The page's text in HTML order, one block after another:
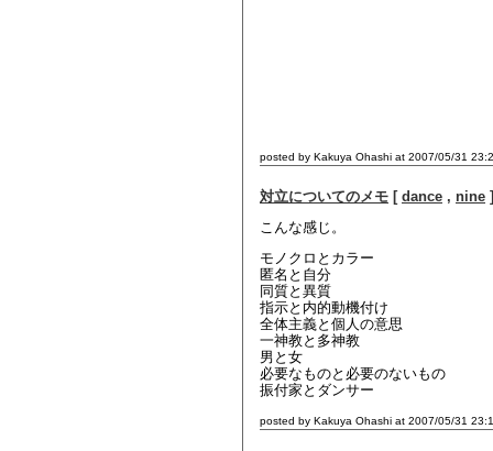
posted by Kakuya Ohashi at 2007/05/31
対立についてのメモ [ dance , nine ]
こんな感じ。
モノクロとカラー
匿名と自分
同質と異質
指示と内的動機付け
全体主義と個人の意思
一神教と多神教
男と女
必要なものと必要のないもの
振付家とダンサー
posted by Kakuya Ohashi at 2007/05/31